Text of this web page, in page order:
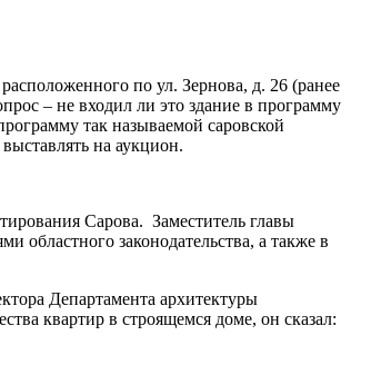
по ул. Зернова, д. 26 (ранее
– не входил ли это здание в программу
так называемой саровской
на аукцион.
Сарова. Заместитель главы
областного законодательства, а также в
Департамента архитектуры
квартир в строящемся доме, он сказал: